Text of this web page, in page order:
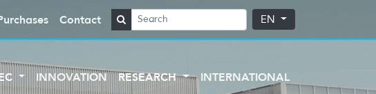
Contact EN
INNOVATION RESEARCH INTERNATIONAL